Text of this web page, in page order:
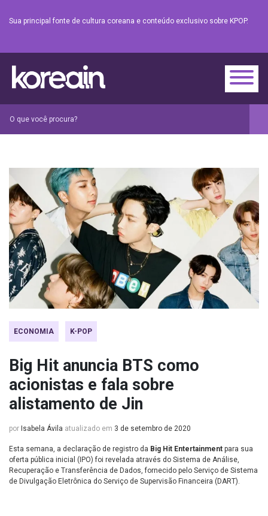
Sua principal fonte de cultura coreana e conteúdo exclusivo sobre KPOP.
ECONOMIA K-POP
Big Hit anuncia BTS como
acionistas e fala sobre
alistamento de Jin
por Isabela Ávila atualizado em 3 de setembro de 2020
Esta semana, a declaração de registro da Big Hit Entertainment para sua
oferta pública inicial (IPO) foi revelada através do Sistema de Análise,
Recuperação e Transferência de Dados, fornecido pelo Serviço de Sistema
de Divulgação Eletrônica do Serviço de Supervisão Financeira (DART).